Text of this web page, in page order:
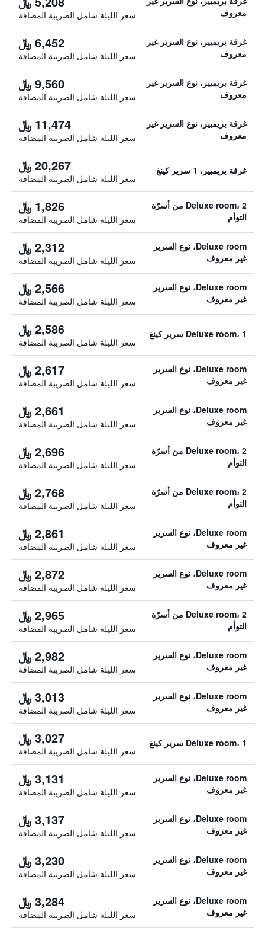
معروف
سعر الليلة شامل الصريبة المضافة
غرفة بريميير، نوع السرير غير
معروف
6,452 ﷼
سعر الليلة شامل الصريبة المضافة
غرفة بريميير، نوع السرير غير
معروف
9,560 ﷼
سعر الليلة شامل الصريبة المضافة
غرفة بريميير، نوع السرير غير
معروف
11,474 ﷼
سعر الليلة شامل الصريبة المضافة
غرفة بريميير، 1 سرير كينغ 20,267 ﷼
سعر الليلة شامل الصريبة المضافة
Deluxe room، 2 من أسرّة
التوأم
1,826 ﷼
سعر الليلة شامل الصريبة المضافة
Deluxe room، نوع السرير
غير معروف
2,312 ﷼
سعر الليلة شامل الصريبة المضافة
Deluxe room، نوع السرير
غير معروف
2,566 ﷼
سعر الليلة شامل الصريبة المضافة
Deluxe room، 1 سرير كينغ 2,586 ﷼
سعر الليلة شامل الصريبة المضافة
Deluxe room، نوع السرير
غير معروف
2,617 ﷼
سعر الليلة شامل الصريبة المضافة
Deluxe room، نوع السرير
غير معروف
2,661 ﷼
سعر الليلة شامل الصريبة المضافة
Deluxe room، 2 من أسرّة
التوأم
2,696 ﷼
سعر الليلة شامل الصريبة المضافة
Deluxe room، 2 من أسرّة
التوأم
2,768 ﷼
سعر الليلة شامل الصريبة المضافة
Deluxe room، نوع السرير
غير معروف
2,861 ﷼
سعر الليلة شامل الصريبة المضافة
Deluxe room، نوع السرير
غير معروف
2,872 ﷼
سعر الليلة شامل الصريبة المضافة
Deluxe room، 2 من أسرّة
التوأم
2,965 ﷼
سعر الليلة شامل الصريبة المضافة
Deluxe room، نوع السرير
غير معروف
2,982 ﷼
سعر الليلة شامل الصريبة المضافة
Deluxe room، نوع السرير
غير معروف
3,013 ﷼
سعر الليلة شامل الصريبة المضافة
Deluxe room، 1 سرير كينغ 3,027 ﷼
سعر الليلة شامل الصريبة المضافة
Deluxe room، نوع السرير
غير معروف
3,131 ﷼
سعر الليلة شامل الصريبة المضافة
Deluxe room، نوع السرير
غير معروف
3,137 ﷼
سعر الليلة شامل الصريبة المضافة
Deluxe room، نوع السرير
غير معروف
3,230 ﷼
سعر الليلة شامل الصريبة المضافة
Deluxe room، نوع السرير
غير معروف
3,284 ﷼
سعر الليلة شامل الصريبة المضافة